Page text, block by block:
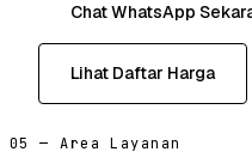
Chat WhatsApp
Lihat Daftar Harga
05 — Area Layanan